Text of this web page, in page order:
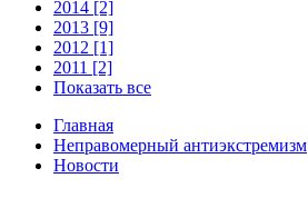
2014 [2]
2013 [9]
2012 [1]
2011 [2]
Показать все
Главная
Неправомерный антиэкстремизм
Новости